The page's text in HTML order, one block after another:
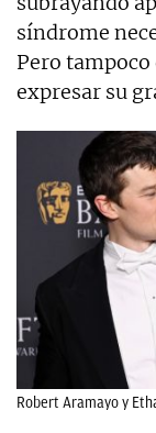
síndrome
Pero tampoco
expresar su
Robert Aramayo y